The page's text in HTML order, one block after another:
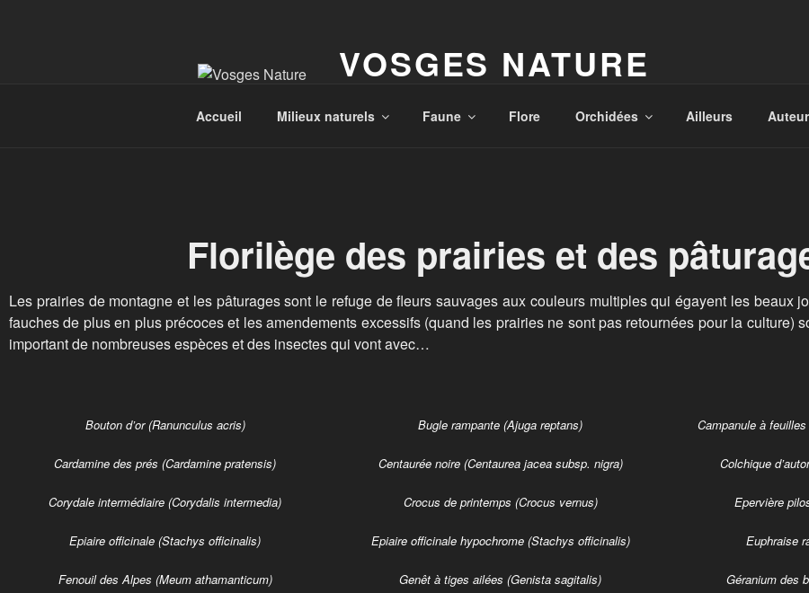
VOSGES NATURE
Accueil Milieux naturels Faune Flore Orchidées Ailleurs Auteur
Florilège des prairies et des
Les prairies de montagne et les pâturages sont le refuge de fleurs sauvages aux couleurs multiples qui égayent les beaux
fauches de plus en plus précoces et les amendements excessifs (quand les prairies ne sont pas retournées pour la culture)
important de nombreuses espèces et des insectes qui vont avec…
Bouton d’or (Ranunculus acris) Bugle rampante (Ajuga reptans) Campanule à
Cardamine des prés (Cardamine pratensis) Centaurée noire (Centaurea jacea subsp. nigra) Colchique
Corydale intermédiaire (Corydalis intermedia) Crocus de printemps (Crocus vernus) Epervière
Epiaire officinale (Stachys officinalis) Epiaire officinale hypochrome (Stachys officinalis) Euphraise
Fenouil des Alpes (Meum athamanticum) Genêt à tiges ailées (Genista sagitalis) Géranium des